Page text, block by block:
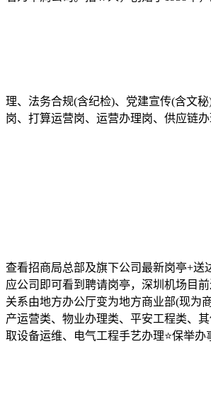
理、法务合规(含纪检)、党建宣传(含文
岗、打算运营岗、运营办理岗、供应链
查看招商局总部及旗下公司最新岗亭+送
应公司即可看到聘请岗亭，深圳机场目
关系由地方办公厅变为地方商业部(现为
产运营类、物业办理类、平安工程类、
取设备运维、电气工程手艺办理⭐保举